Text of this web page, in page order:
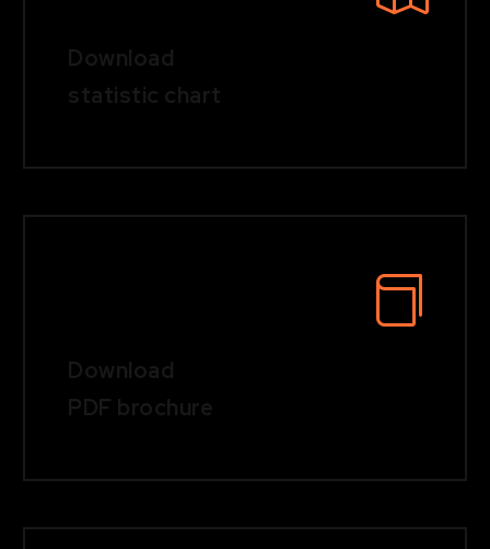
Download
statistic chart
Download
PDF brochure